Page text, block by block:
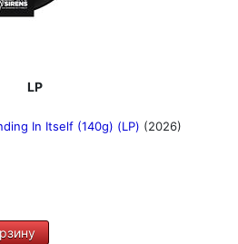
LP
In Itself (140g) (LP) (2026)